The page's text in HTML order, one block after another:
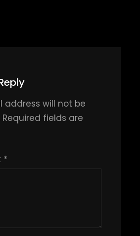
address will not be
Required fields are
*